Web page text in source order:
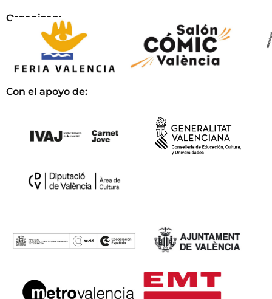
Organizan:
Con el apoyo de: